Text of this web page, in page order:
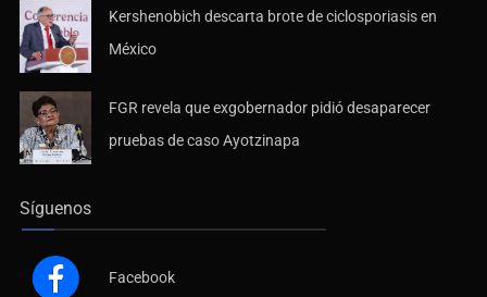
Kershenobich descarta brote de ciclosporiasis en
México
FGR revela que exgobernador pidió desaparecer
pruebas de caso Ayotzinapa
Síguenos
Facebook